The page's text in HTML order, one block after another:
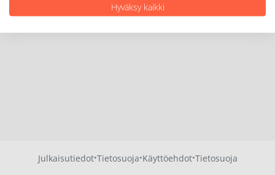
Julkaisutiedot·Tietosuoja·Käyttöehdot·Tietosuoja
Hyväksy kaikki